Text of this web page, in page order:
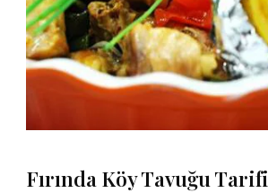
Fırında Köy Tavuğu Tarifi